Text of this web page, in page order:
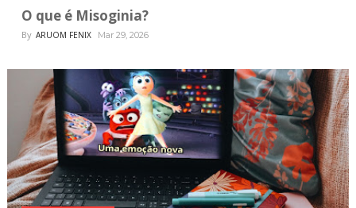
O que é Misoginia?
By ARUOM FENIX Mar 29, 2026